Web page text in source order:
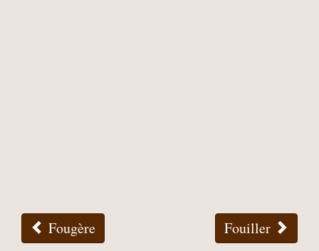
Fougère Fouiller